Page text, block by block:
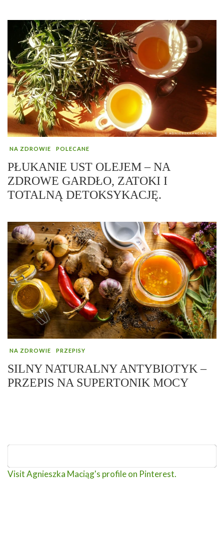
NA ZDROWIE POLECANE
PŁUKANIE UST OLEJEM – NA
ZDROWE GARDŁO, ZATOKI I
TOTALNĄ DETOKSYKACJĘ.
NA ZDROWIE PRZEPISY
SILNY NATURALNY ANTYBIOTYK –
PRZEPIS NA SUPERTONIK MOCY
Visit Agnieszka Maciąg's profile on Pinterest.